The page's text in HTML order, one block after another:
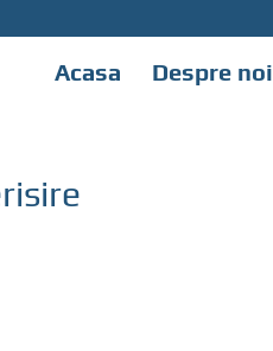
Acasa Despre noi